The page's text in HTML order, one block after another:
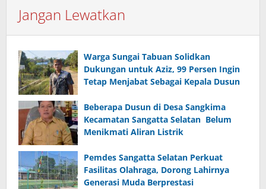
Jangan Lewatkan
Warga Sungai Tabuan Solidkan
Dukungan untuk Aziz, 99 Persen Ingin
Tetap Menjabat Sebagai Kepala Dusun
Beberapa Dusun di Desa Sangkima
Kecamatan Sangatta Selatan Belum
Menikmati Aliran Listrik
Pemdes Sangatta Selatan Perkuat
Fasilitas Olahraga, Dorong Lahirnya
Generasi Muda Berprestasi